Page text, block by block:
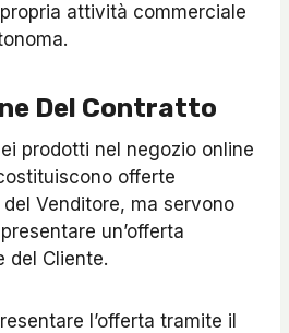
attività commerciale
Del Contratto
prodotti nel negozio online
offerte
Venditore, ma servono
un’offerta
del Cliente.
l’offerta tramite il